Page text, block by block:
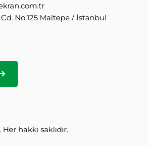
No:125 Maltepe / İstanbul
hakkı saklıdır.